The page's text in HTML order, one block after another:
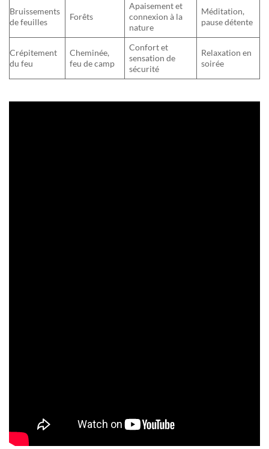
Bruissements
de feuilles
Forêts
Apaisement et
connexion à la
nature
Méditation,
pause détente
Crépitement
du feu
Cheminée,
feu de camp
Confort et
sensation de
sécurité
Relaxation en
soirée